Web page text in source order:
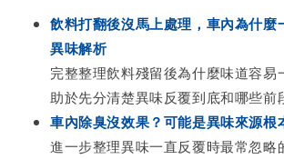
飲料打翻後沒馬上處理，車內為什麼
異味解析
完整整理飲料殘留後為什麼味道容易
助於先分清楚異味反覆到底和哪些前
車內除臭沒效果？可能是異味來源根
進一步整理異味一直反覆時最常忽略